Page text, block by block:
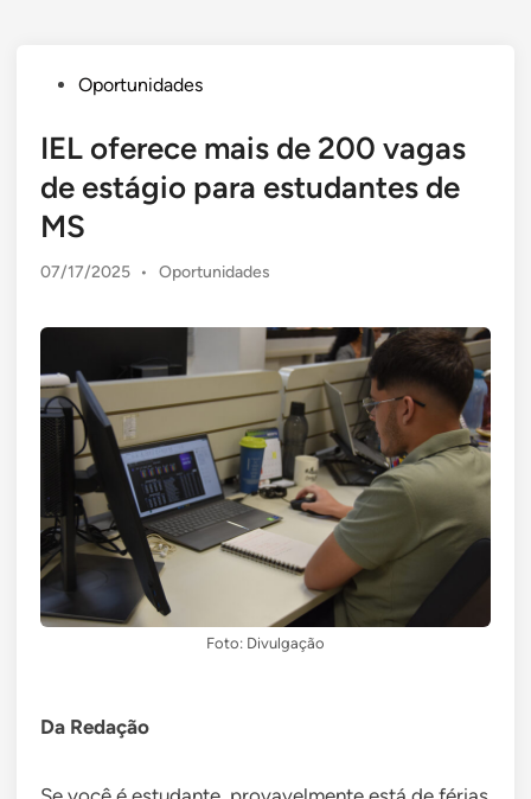
PostedOportunidades
IEL oferece mais de 200 vagas
de estágio para estudantes de
MS
07/17/2025 •
Posted
Oportunidades
Foto: Divulgação
Da Redação